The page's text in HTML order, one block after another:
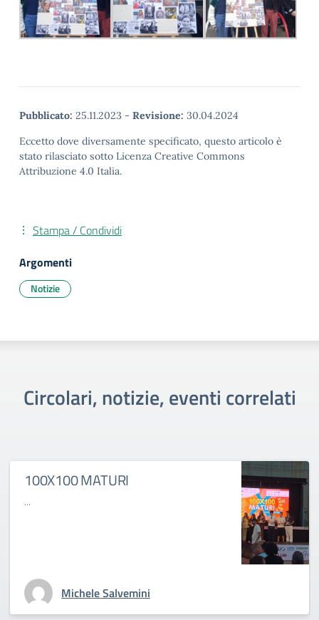
Pubblicato: 25.11.2023 - Revisione: 30.04.2024
Eccetto dove diversamente specificato, questo articolo è
stato rilasciato sotto Licenza Creative Commons
Attribuzione 4.0 Italia.
Stampa / Condividi
Argomenti
Notizie
Circolari, notizie, eventi correlati
100X100 MATURI
...
Michele Salvemini